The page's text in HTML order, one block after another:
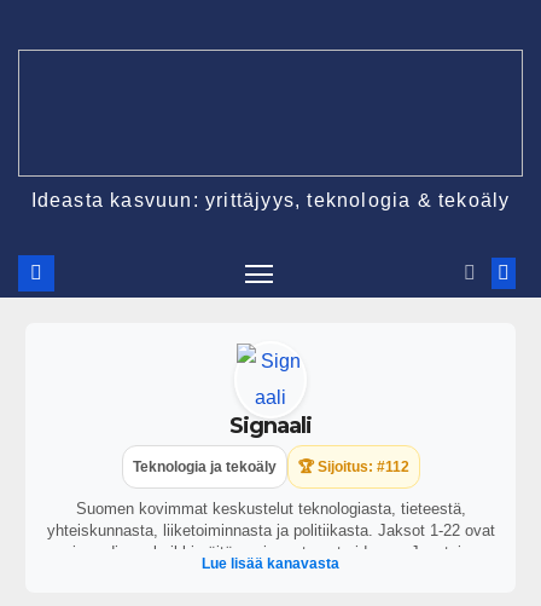
Ideasta kasvuun: yrittäjyys, teknologia & tekoäly
Signaali
Teknologia ja tekoäly 🏆 Sijoitus: #112
Suomen kovimmat keskustelut teknologiasta, tieteestä,
yhteiskunnasta, liiketoiminnasta ja politiikasta. Jaksot 1-22 ovat
vain audiona, kaikki näitä uusimmat ovat videona. Juontajana
toimii George Lapinlampi.
Lue lisää kanavasta